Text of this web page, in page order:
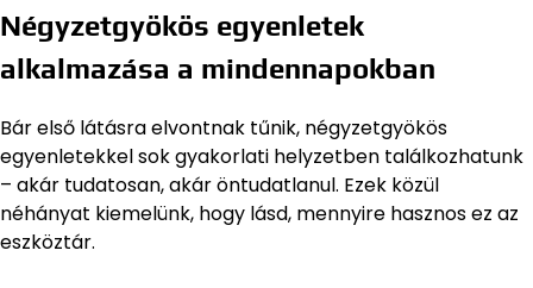
Négyzetgyökös egyenletek
alkalmazása a mindennapokban
Bár első látásra elvontnak tűnik, négyzetgyökös
egyenletekkel sok gyakorlati helyzetben találkozhatunk
– akár tudatosan, akár öntudatlanul. Ezek közül
néhányat kiemelünk, hogy lásd, mennyire hasznos ez az
eszköztár.